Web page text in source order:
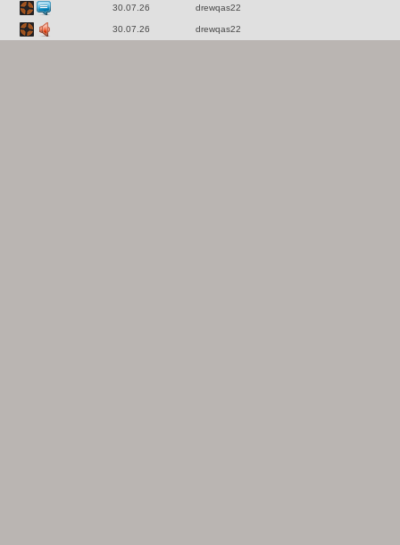
30.07.26 drewqas22
30.07.26 drewqas22